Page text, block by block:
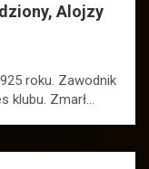
Alojzy
roku. Zawodnik
klubu. Zmarł…